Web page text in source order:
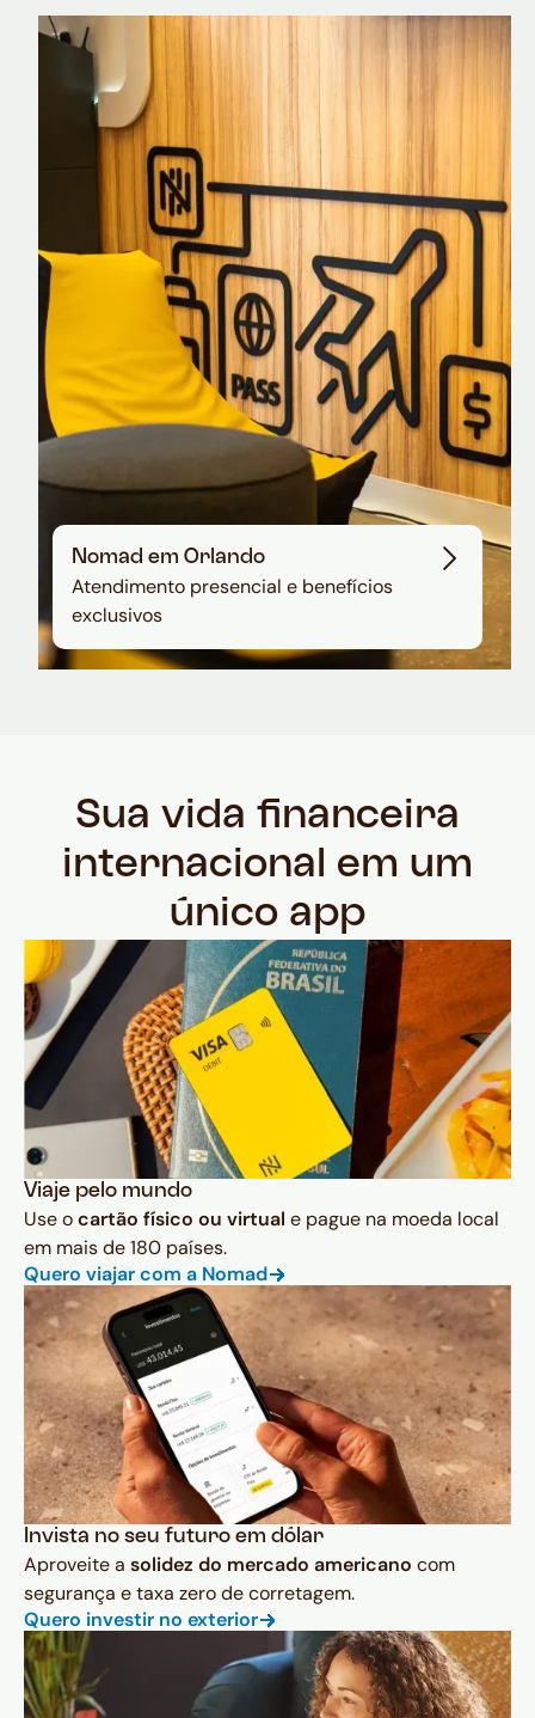
Nomad Explorer
Cartão de crédito brasileiro com cashback
em dólar
Nomad em Orlando
Atendimento presencial e benefícios
exclusivos
Sua vida financeira
internacional em um
único app
Viaje pelo mundo
Use ocartão físico ou virtual e pague na moeda local
em mais de 180 países.
Quero viajar com a Nomad
Invista no seu futuro em dólar
Aproveite a solidez do mercado americano com
segurança e taxa zero de corretagem.
Quero investir no exterior